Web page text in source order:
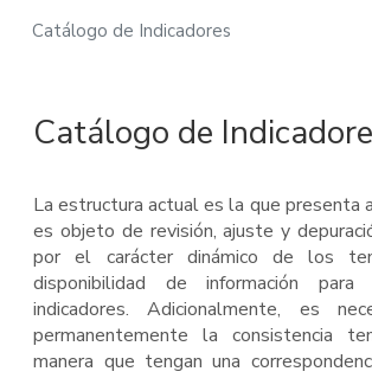
Catálogo de Indicadores
Catálogo de
La estructura actual es la que presenta
es objeto de revisión, ajuste y
por el carácter dinámico de los
disponibilidad de información
indicadores. Adicionalmente, es
permanentemente la consistencia
manera que tengan una